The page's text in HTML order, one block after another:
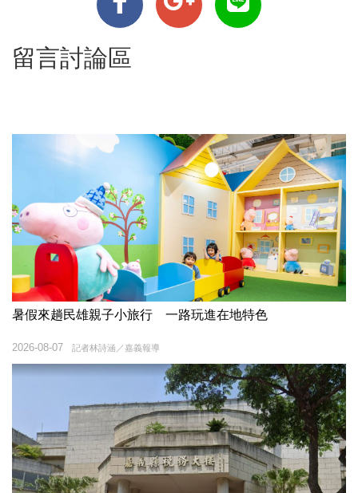
留言討論區
暑假來趟民雄親子小旅行 一路玩進在地特色
記者林詩涵／嘉義報導
2026-08-07